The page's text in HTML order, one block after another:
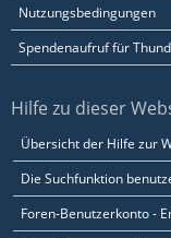
Nutzungsbedingungen
Spendenaufruf für
Hilfe zu dieser
Übersicht der Hilfe zur
Die Suchfunktion
Foren-Benutzerkonto -